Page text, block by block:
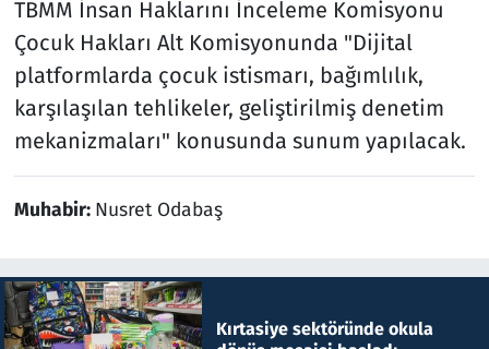
TBMM İnsan Haklarını İnceleme Komisyonu
Çocuk Hakları Alt Komisyonunda "Dijital
platformlarda çocuk istismarı, bağımlılık,
karşılaşılan tehlikeler, geliştirilmiş denetim
mekanizmaları" konusunda sunum yapılacak.
Muhabir: Nusret Odabaş
Kırtasiye sektöründe okula